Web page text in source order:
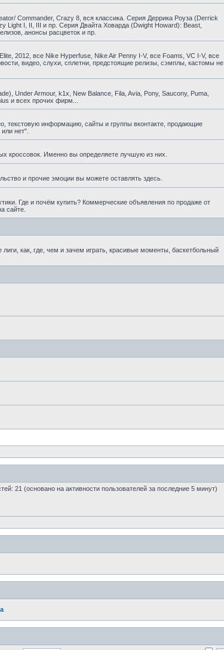
Commander, Crazy 8, вся классика. Серия Деррика Роуза (Derrick
Light I, II, III и пр. Серия Двайта Ховарда (Dwight Howard): Beast,
анонсы расцветок и пр.
2012, все Nike Hyperfuse, Nike Air Penny I-V, все Foams, VC I-V, все
видео, слухи, сплетни, предстоящие релизы, сэмплы, кастомы не
Under Armour, k1x, New Balance, Fila, Avia, Pony, Saucony, Puma,
и всех прочих фирм...
информацию, сайты и группы вконтакте, продающие
нет".
кроссовок. Именно вы определяете лучшую из них.
и прочие эмоции вы можете оставлять здесь.
Где и почём купить? Коммерческие объявления по продаже от
сайте.
как, где, чем и зачем играть, красивые моменты, баскетбольный
21 (основано на активности пользователей за последние 5 минут)